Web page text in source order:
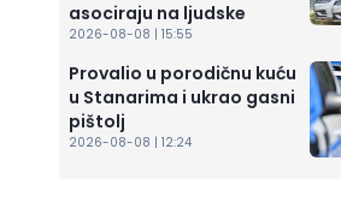
asociraju na ljudske
2026-08-08 | 15:55
Provalio u porodičnu kuću
u Stanarima i ukrao gasni
pištolj
2026-08-08 | 12:24